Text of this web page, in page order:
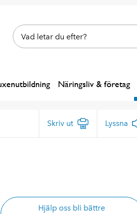
Näringsliv & företag
Skriv ut Lyssna
Hjälp oss bli bättre